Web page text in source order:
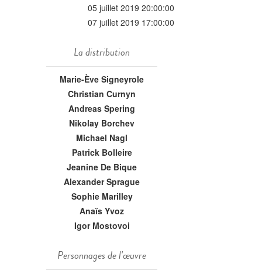
05 juillet 2019 20:00:00
07 juillet 2019 17:00:00
La distribution
Marie-Ève Signeyrole
Christian Curnyn
Andreas Spering
Nikolay Borchev
Michael Nagl
Patrick Bolleire
Jeanine De Bique
Alexander Sprague
Sophie Marilley
Anaïs Yvoz
Igor Mostovoi
Personnages de l'œuvre